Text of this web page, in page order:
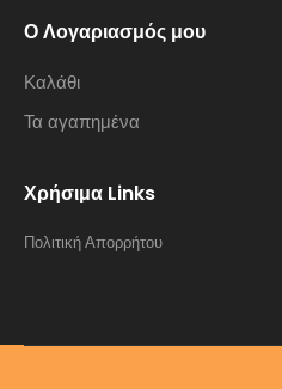
Ο Λογαριασμός μου
Καλάθι
Τα αγαπημένα
Χρήσιμα Links
Πολιτική Απορρήτου